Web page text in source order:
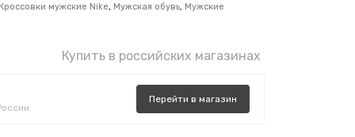
мужские Nike, Мужская обувь, Мужские
Купить в российских магазинах
Перейти в магазин